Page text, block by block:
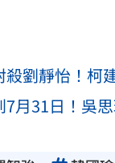
劉靜怡！柯
7月31日！吳